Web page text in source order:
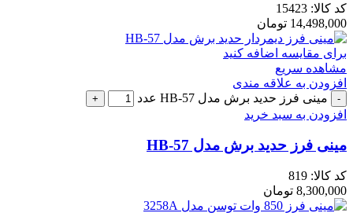
کد کالا: 15423
14,498,000 تومان
برای مقایسه اضافه کنید
مشاهده سریع
افزودن به علاقه مندی
مینی فرز حدید برش مدل HB-57 عدد
افزودن به سبد خرید
مینی فرز حدید برش مدل HB-57
کد کالا: 819
8,300,000 تومان